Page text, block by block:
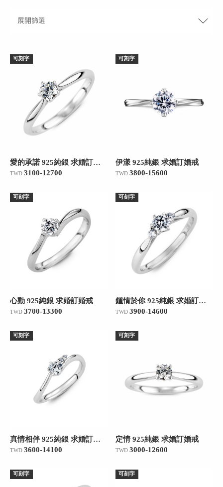
展開篩選
可刻字
愛的承諾 925純銀 求婚訂婚戒
TWD 3100-12700
可刻字
伊漾 925純銀 求婚訂婚戒
TWD 3800-15600
可刻字
心動 925純銀 求婚訂婚戒
TWD 3700-13300
可刻字
鍾情於你 925純銀 求婚訂婚戒
TWD 3900-14600
可刻字
真情相伴 925純銀 求婚訂婚戒
TWD 3600-14100
可刻字
定情 925純銀 求婚訂婚戒
TWD 3000-12600
可刻字 可刻字